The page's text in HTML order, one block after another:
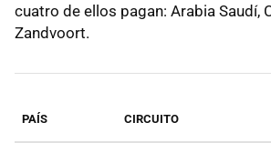
cuatro de ellos pagan: Arabia Saudí,
Zandvoort.
PAÍS CIRCUITO